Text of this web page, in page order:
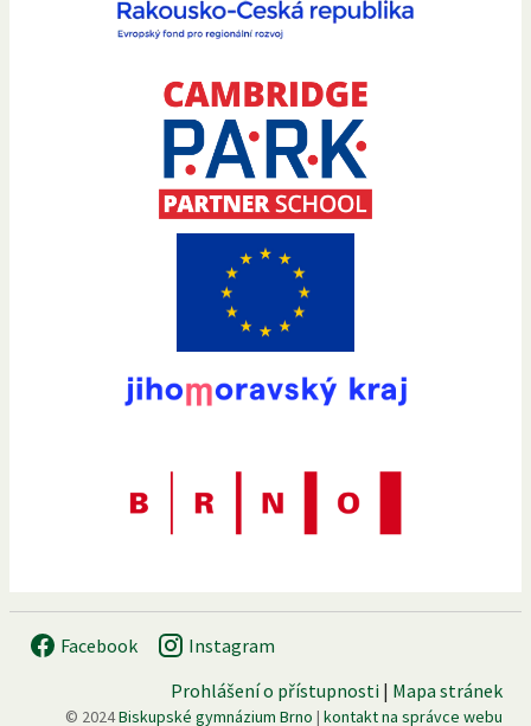
Facebook
Instagram
Prohlášení o přístupnosti | Mapa stránek
© 2024Biskupské gymnázium Brno | kontakt na správce webu